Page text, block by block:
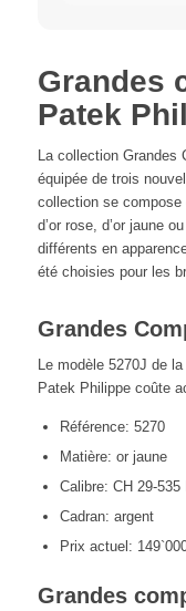
Grandes
Patek
La collection Grandes
équipée de trois
collection se compose
d’or rose, d’or jaune
différents en
été choisies pour les
Grandes
Le modèle 5270J de
Patek Philippe coûte
Référence: 5270
Matière: or jaune
Calibre: CH 29-535
Cadran: argent
Prix actuel:
Grandes